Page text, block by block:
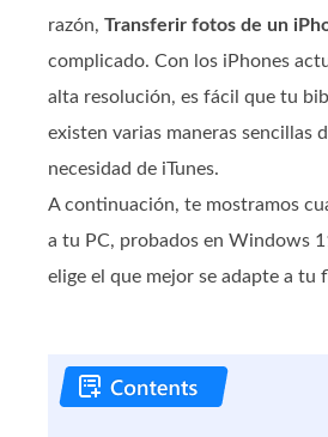
razón, Transferir fotos de un
complicado. Con los iPhones
alta resolución, es fácil que tu
existen varias maneras
necesidad de iTunes.
A continuación, te mostramos
a tu PC, probados en Windows
elige el que mejor se adapte a tu